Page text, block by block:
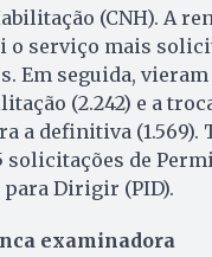
(CNH). A
o serviço mais
Em seguida,
(2.242) e a
a definitiva (1.569).
solicitações de
Dirigir (PID).
examinadora